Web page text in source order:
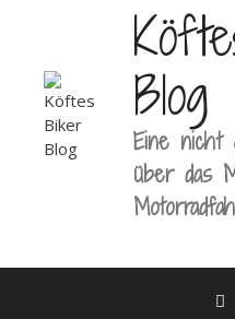
Blog
Eine
über das